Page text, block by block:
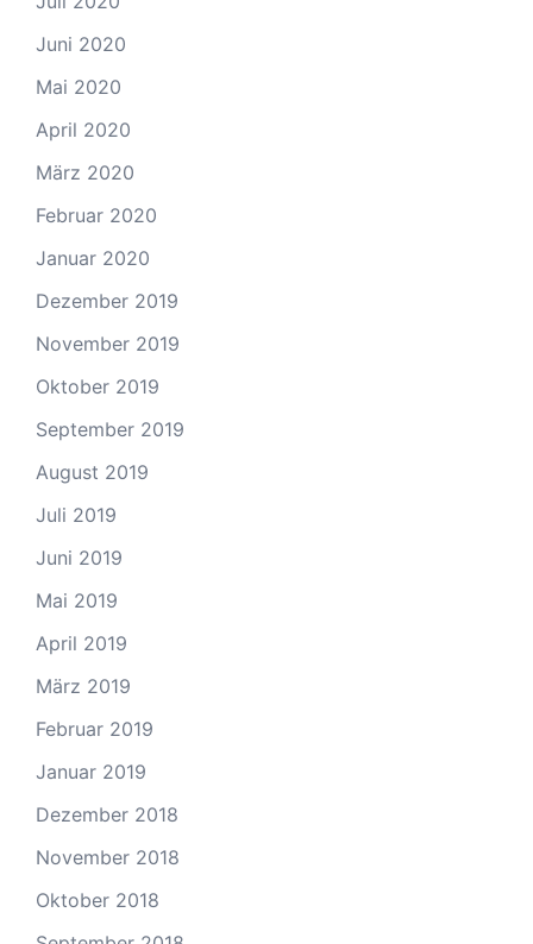
Juni 2020
Mai 2020
April 2020
März 2020
Februar 2020
Januar 2020
Dezember 2019
November 2019
Oktober 2019
September 2019
August 2019
Juli 2019
Juni 2019
Mai 2019
April 2019
März 2019
Februar 2019
Januar 2019
Dezember 2018
November 2018
Oktober 2018